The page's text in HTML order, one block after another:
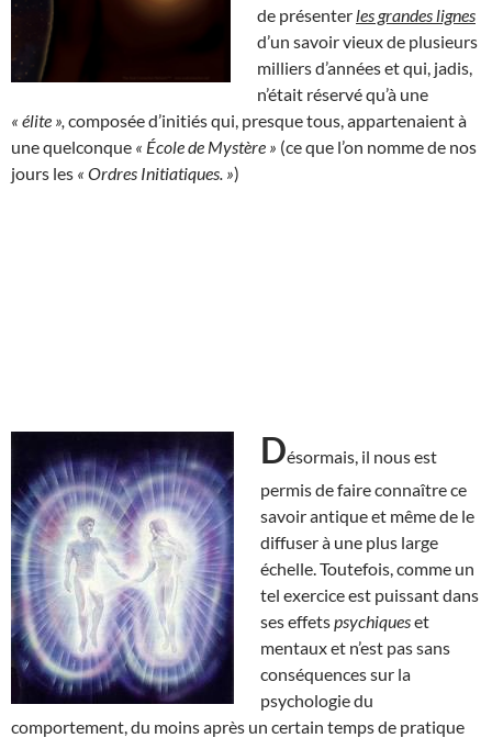
de présenter les grandes lignes
d’un savoir vieux de plusieurs
milliers d’années et qui, jadis,
n’était réservé qu’à une
« élite », composée d’initiés qui, presque tous, appartenaient à
une quelconque « École de Mystère » (ce que l’on nomme de nos
jours les « Ordres Initiatiques. »)
Désormais, il nous est
permis de faire connaître ce
savoir antique et même de le
diffuser à une plus large
échelle. Toutefois, comme un
tel exercice est puissant dans
ses effetspsychiqueset
mentaux et n’est pas sans
conséquences sur la
psychologie du
comportement, du moins après un certain temps de pratique